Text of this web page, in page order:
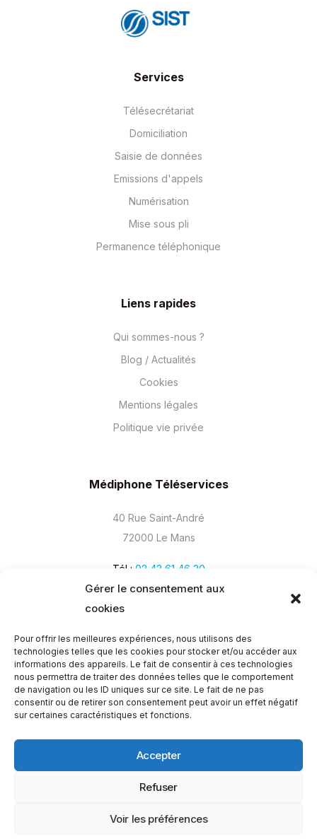
Gérer le consentement aux
cookies
Pour offrir les meilleures expériences, nous utilisons des
technologies telles que les cookies pour stocker et/ou accéder aux
informations des appareils. Le fait de consentir à ces technologies
nous permettra de traiter des données telles que le comportement
de navigation ou les ID uniques sur ce site. Le fait de ne pas
consentir ou de retirer son consentement peut avoir un effet négatif
sur certaines caractéristiques et fonctions.
Accepter
Refuser
Voir les préférences
61 46
Services
Télésecrétariat
Domiciliation
Saisie de données
Emissions d'appels
Numérisation
Mise sous pli
Permanence téléphonique
Liens rapides
Qui sommes-nous ?
Blog / Actualités
Cookies
Mentions légales
Politique vie privée
Médiphone Téléservices
40 Rue Saint-André
72000 Le Mans
Tél : 02 43 61 46 20
Réalisation